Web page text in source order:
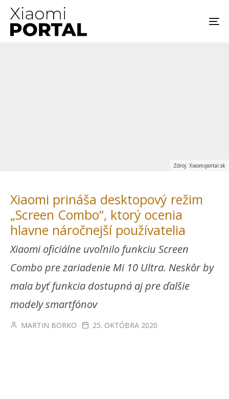
Zdroj: Xiaomiportal.sk
Xiaomi prináša desktopový režim
„Screen Combo“, ktorý ocenia
hlavne náročnejší používatelia
Xiaomi oficiálne uvoľnilo funkciu Screen
Combo pre zariadenie Mi 10 Ultra. Neskôr by
mala byť funkcia dostupná aj pre ďalšie
modely smartfónov
MARTIN BORKO 25. OKTÓBRA 2020